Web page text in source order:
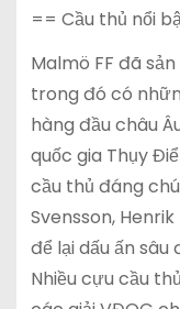
== Cầu thủ nổi
Malmö FF đã
trong đó có
hàng đầu châu
quốc gia Thụy
cầu thủ đáng
Svensson,
để lại dấu ấn
Nhiều cựu cầu